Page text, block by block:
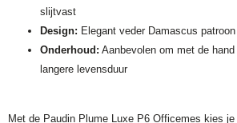
slijtvast
Design: Elegant veder Damascus patroon
Onderhoud: Aanbevolen om met de
langere levensduur
Met de Paudin Plume Luxe P6 Officemes kies